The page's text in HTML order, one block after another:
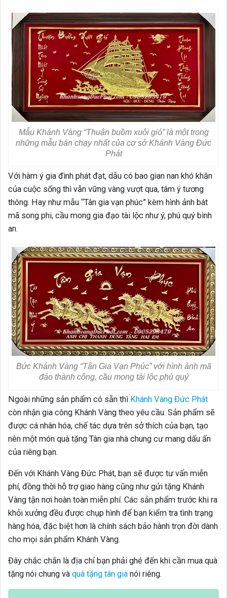
Mẫu Khánh Vàng “Thuận buồm xuôi gió” là một trong
những mẫu bán chạy nhất của cơ sở Khánh Vàng Đức
Phát
Với hàm ý gia đình phát đạt, dẫu có bao gian nan khó khăn
của cuộc sống thì vẫn vững vàng vượt qua, tâm ý tương
thông. Hay như mẫu “Tân gia vạn phúc” kèm hình ảnh bát
mã song phi, cầu mong gia đạo tài lộc như ý, phú quý bình
an.
Bức Khánh Vàng “Tân Gia Vạn Phúc” với hình ảnh mã
đáo thành công, cầu mong tài lộc phú quý
Ngoài những sản phẩm có sẵn thì Khánh Vàng Đức Phát
còn nhận gia công Khánh Vàng theo yêu cầu. Sản phẩm sẽ
được cá nhân hóa, chế tác dựa trên sở thích của bạn, tạo
nên một món quà tặng Tân gia nhà chung cư mang dấu ấn
của riêng bạn.
Đến với Khánh Vàng Đức Phát, bạn sẽ được tư vấn miễn
phí, đồng thời hỗ trợ giao hàng cũng như gửi tặng Khánh
Vàng tận nơi hoàn toàn miễn phí. Các sản phẩm trước khi ra
khỏi xưởng đều được chụp hình để bạn kiểm tra tình trạng
hàng hóa, đặc biệt hơn là chính sách bảo hành trọn đời dành
cho mọi sản phẩm Khánh Vàng.
Đây chắc chắn là địa chỉ bạn phải ghé đến khi cần mua quà
tặng nói chung và quà tặng tân gia nói riêng.